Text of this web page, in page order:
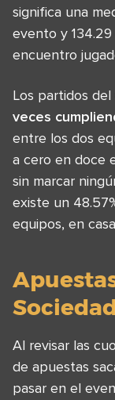
significa una
evento y
encuentro
Los partidos
veces
entre los dos
a cero en doce
sin marcar
existe un
equipos, en
Al revisar las
de apuestas
pasar en el